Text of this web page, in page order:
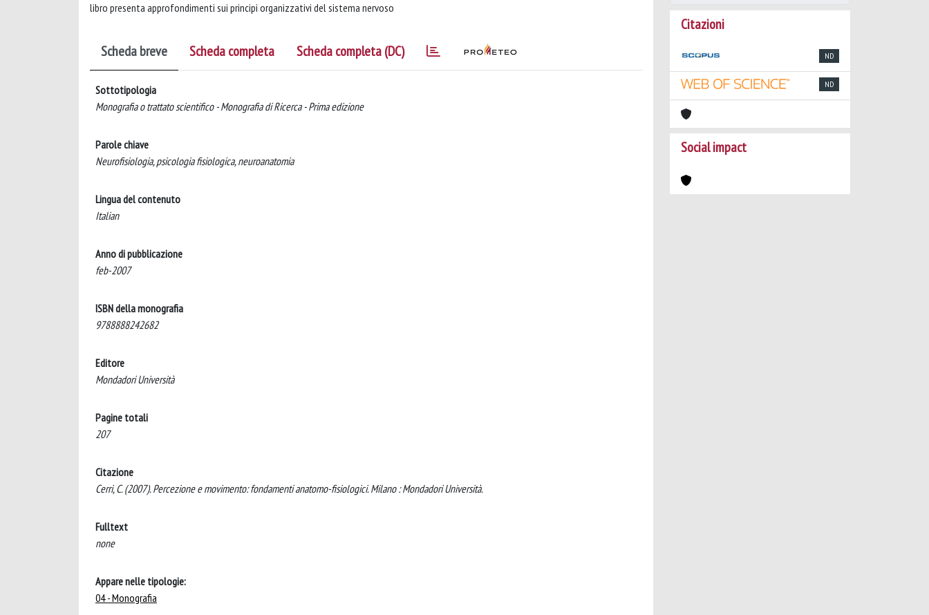
libro presenta approfondimenti sui principi organizzativi del sistema nervoso
Scheda breve Scheda completa Scheda completa (DC)
Sottotipologia
Monografia o trattato scientifico - Monografia di Ricerca - Prima edizione
Parole chiave
Neurofisiologia, psicologia fisiologica, neuroanatomia
Lingua del contenuto
Italian
Anno di pubblicazione
feb-2007
ISBN della monografia
9788888242682
Editore
Mondadori Università
Pagine totali
207
Citazione
Cerri, C. (2007). Percezione e movimento: fondamenti anatomo-fisiologici. Milano : Mondadori Università.
Fulltext
none
Appare nelle tipologie:
04 - Monografia
Citazioni
ND
ND
Social impact